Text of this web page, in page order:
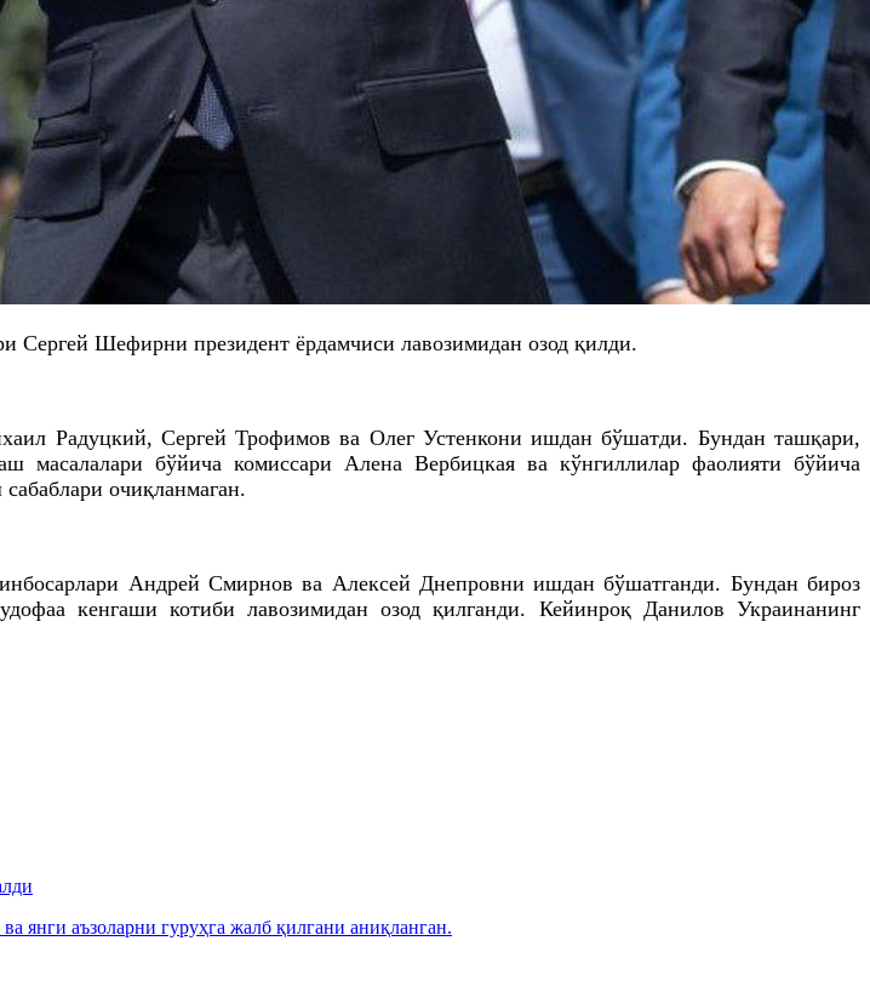
Сергей Шефирни президент ёрдамчиси лавозимидан озод қилди.
Радуцкий, Сергей Трофимов ва Олег Устенкони ишдан бўшатди. Бундан ташқари,
масалалари бўйича комиссари Алена Вербицкая ва кўнгиллилар фаолияти бўйича
очиқланмаган.
АндрейСмирнов ва Алексей Днепровни ишдан бўшатганди. Бундан бироз
кенгаши котиби лавозимидан озод қилганди. Кейинроқ Данилов Украинанинг
янги аъзоларни гуруҳга жалб қилгани аниқланган.